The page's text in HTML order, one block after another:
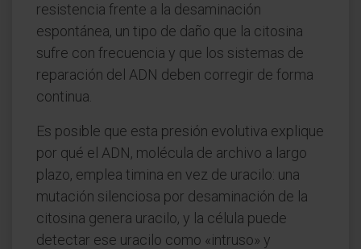
resistencia frente a la desaminación
espontánea, un tipo de daño que la citosina
sufre con frecuencia y que los sistemas de
reparación del ADN deben corregir de forma
continua.
Es posible que esta presión evolutiva explique
por qué el ADN, molécula de archivo a largo
plazo, emplea timina en vez de uracilo: una
mutación silenciosa por desaminación de la
citosina genera uracilo, y la célula puede
detectar ese uracilo como «intruso» y